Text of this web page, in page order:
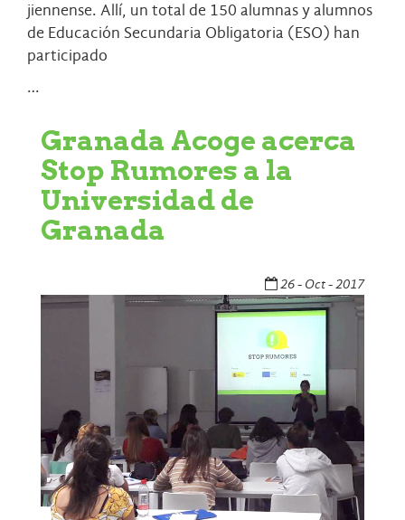
jiennense. Allí, un total de 150 alumnas y alumnos
de Educación Secundaria Obligatoria (ESO) han
participado
…
Granada Acoge acerca
Stop Rumores a la
Universidad de
Granada
26 - Oct - 2017